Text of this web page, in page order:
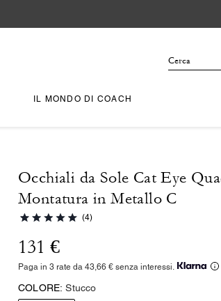
IL MONDO DI COACH
Occhiali da Sole Cat Eye
Montatura in Metallo C
(4)
131 €
Paga in 3 rate da 43,66 € senza interessi.
COLORE: Stucco